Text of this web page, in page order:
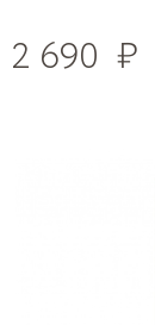
2 690 ₽